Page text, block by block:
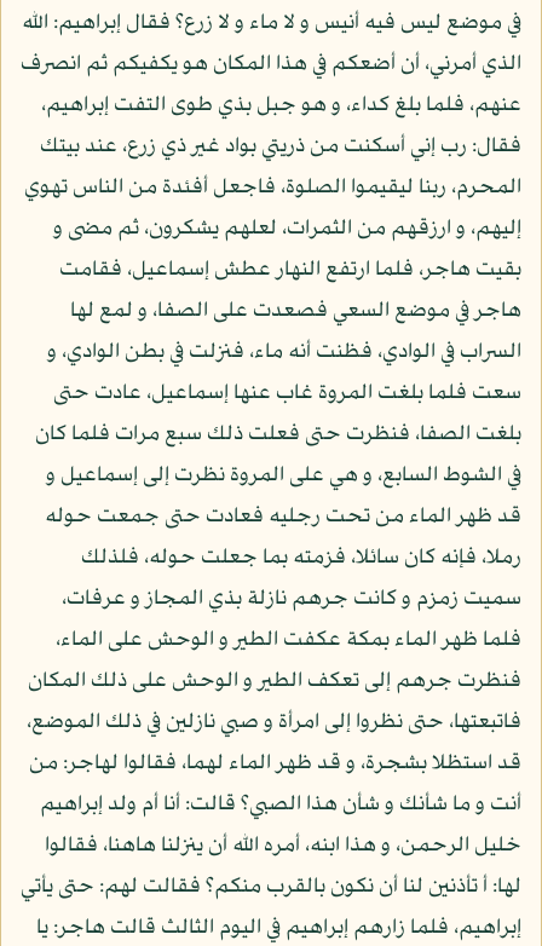
في موضع ليس فيه أنيس و لا ماء و لا زرع؟ فقال إبراهيم: الله
الذي أمرني، أن أضعكم في هذا المكان هو يكفيكم ثم انصرف
عنهم، فلما بلغ كداء، و هو جبل بذي طوى التفت إبراهيم،
فقال: رب إني أسكنت من ذريتي بواد غير ذي زرع، عند بيتك
المحرم، ربنا ليقيموا الصلوة، فاجعل أفئدة من الناس تهوي
إليهم، و ارزقهم من الثمرات، لعلهم يشكرون، ثم مضى و
بقيت هاجر، فلما ارتفع النهار عطش إسماعيل، فقامت
هاجر في موضع السعي فصعدت على الصفا، و لمع لها
السراب في الوادي، فظنت أنه ماء، فنزلت في بطن الوادي، و
سعت فلما بلغت المروة غاب عنها إسماعيل، عادت حتى
بلغت الصفا، فنظرت حتى فعلت ذلك سبع مرات فلما كان
في الشوط السابع، و هي على المروة نظرت إلى إسماعيل و
قد ظهر الماء من تحت رجليه فعادت حتى جمعت حوله
رملا، فإنه كان سائلا، فزمته بما جعلت حوله، فلذلك
سميت زمزم و كانت جرهم نازلة بذي المجاز و عرفات،
فلما ظهر الماء بمكة عكفت الطير و الوحش على الماء،
فنظرت جرهم إلى تعكف الطير و الوحش على ذلك المكان
فاتبعتها، حتى نظروا إلى امرأة و صبي نازلين في ذلك الموضع،
قد استظلا بشجرة، و قد ظهر الماء لهما، فقالوا لهاجر: من
أنت و ما شأنك و شأن هذا الصبي؟ قالت: أنا أم ولد إبراهيم
خليل الرحمن، و هذا ابنه، أمره الله أن ينزلنا هاهنا، فقالوا
لها: أ تأذنين لنا أن نكون بالقرب منكم؟ فقالت لهم: حتى يأتي
إبراهيم، فلما زارهم إبراهيم في اليوم الثالث قالت هاجر: يا